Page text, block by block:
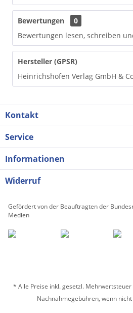
Bewertungen
0
Bewertungen lesen, schreiben
Hersteller (GPSR)
Heinrichshofen Verlag GmbH &
Kontakt
Service
Informationen
Widerruf
Gefördert von der Beauftragten der
Medien
* Alle Preise inkl. gesetzl. Mehrwertsteuer
Nachnahmegebühren, wenn